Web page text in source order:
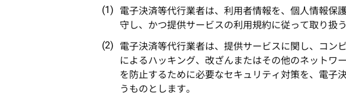
電子決済等代行業者は、利用者情報を、個人情報保
守し、かつ提供サービスの利用規約に従って取り扱
電子決済等代行業者は、提供サービスに関し、コン
によるハッキング、改ざんまたはその他のネットワ
を防止するために必要なセキュリティ対策を、電子
うものとします。